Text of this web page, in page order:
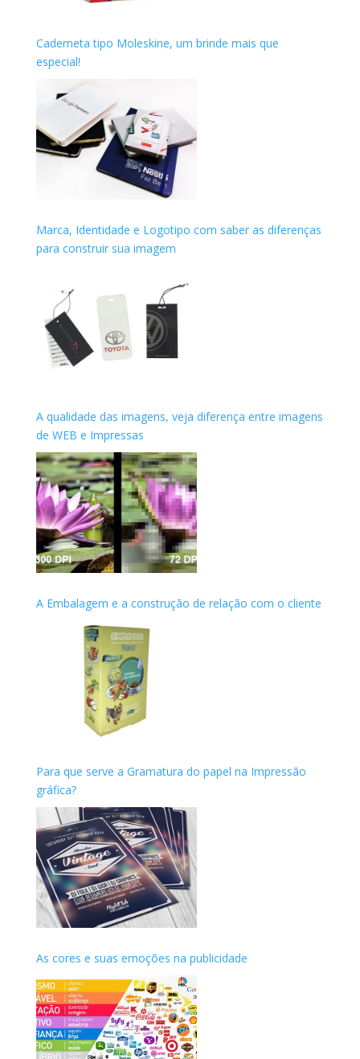
Caderneta tipo Moleskine, um brinde mais que
especial!
Marca, Identidade e Logotipo com saber as diferenças
para construir sua imagem
A qualidade das imagens, veja diferença entre imagens
de WEB e Impressas
A Embalagem e a construção de relação com o cliente
Para que serve a Gramatura do papel na Impressão
gráfica?
As cores e suas emoções na publicidade